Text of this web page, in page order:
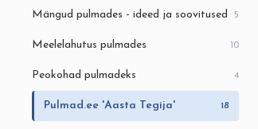
Mängud pulmades - ideed ja soovitused 5
Meelelahutus pulmades 10
Peokohad pulmadeks 4
Pulmad.ee 'Aasta Tegija' 18